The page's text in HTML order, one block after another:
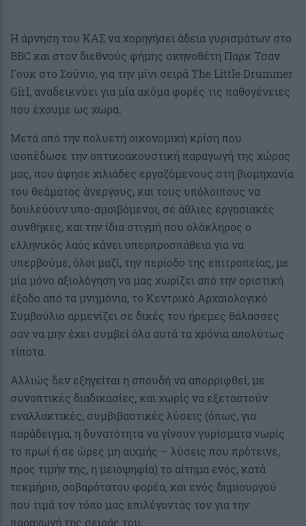
H άρνηση του ΚΑΣ να χορηγήσει άδεια γυρισμάτων στο
BBC και στον διεθνούς φήμης σκηνοθέτη Παρκ Τσαν
Γουκ στο Σούνιο, για την μίνι σειρά The Little Drummer
Girl, αναδεικνύει για μία ακόμα φορές τις παθογένειες
που έχουμε ως χώρα.
Μετά από την πολυετή οικονομική κρίση που
ισοπέδωσε την οπτικοακουστική παραγωγή της χώρας
μας, που άφησε χιλιάδες εργαζόμενους στη βιομηχανία
του θεάματος άνεργους, και τους υπόλοιπους να
δουλεύουν υπο-αμοιβόμενοι, σε άθλιες εργασιακές
συνθήκες, και την ίδια στιγμή που ολόκληρος ο
ελληνικός λαός κάνει υπερπροσπάθεια για να
υπερβούμε, όλοι μαζί, την περίοδο της επιτροπείας, με
μία μόνο αξιολόγηση να μας χωρίζει από την οριστική
έξοδο από τα μνημόνια, το Κεντρικό Αρχαιολογικό
Συμβούλιο αρμενίζει σε δικές του ήρεμες θάλασσες
σαν να μην έχει συμβεί όλα αυτά τα χρόνια απολύτως
τίποτα.
Αλλιώς δεν εξηγείται η σπουδή να απορριφθεί, με
συνοπτικές διαδικασίες, και χωρίς να εξεταστούν
εναλλακτικές, συμβιβαστικές λύσεις (όπως, για
παράδειγμα, η δυνατότητα να γίνουν γυρίσματα νωρίς
το πρωί ή σε ώρες μη αιχμής – λύσεις που πρότεινε,
προς τιμήν της, η μειοψηφία) το αίτημα ενός, κατά
τεκμήριο, σοβαρότατου φορέα, και ενός δημιουργού
που τιμά τον τόπο μας επιλέγοντάς τον για την
παραγωγή της σειράς του.